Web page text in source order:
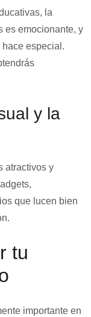
la
es emocionante, y
especial.
y la
atractivos y
que lucen bien
tu
importante en